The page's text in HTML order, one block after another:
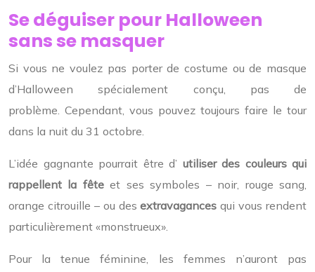
Se déguiser pour Halloween
sans se masquer
Si vous ne voulez pas porter de costume ou de masque
d’Halloween spécialement conçu, pas de
problème. Cependant, vous pouvez toujours faire le tour
dans la nuit du 31 octobre.
L’idée gagnante pourrait être d’ utiliser des couleurs qui
rappellent la fêteet ses symboles – noir, rouge sang,
orange citrouille – ou desextravagancesqui vous rendent
particulièrement «monstrueux».
Pour la tenue féminine, les femmes n’auront pas